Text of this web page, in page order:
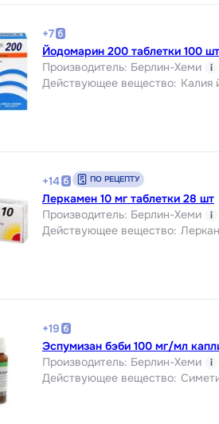
+7
Йодомарин 200 таблетки 100 шт
Производитель: Берлин-Хеми i
Действующее вещество: Калия
+14 ПО РЕЦЕПТУ
Леркамен 10 мг таблетки 28 шт
Производитель: Берлин-Хеми i
Действующее вещество:
+19
Эспумизан бэби 100 мг/мл
Производитель: Берлин-Хеми i
Действующее вещество: